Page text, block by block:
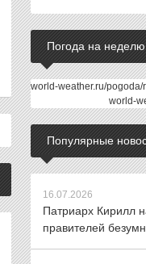
Погода на неделю
world-
Популярные
16.07.2026
Патриарх Кирилл
правителей